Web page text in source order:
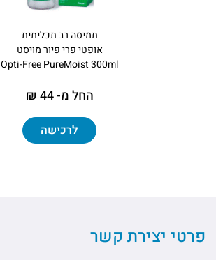
תמיסה רב תכליתית
אופטי פרי פיור מויסט
Opti-Free PureMoist 300ml
החל מ- 44 ₪
לרכישה
פרטי יצירת קשר